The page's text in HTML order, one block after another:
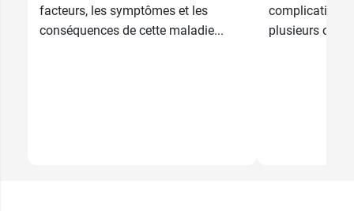
facteurs, les symptômes et les
conséquences de cette maladie...
complications
plusieurs